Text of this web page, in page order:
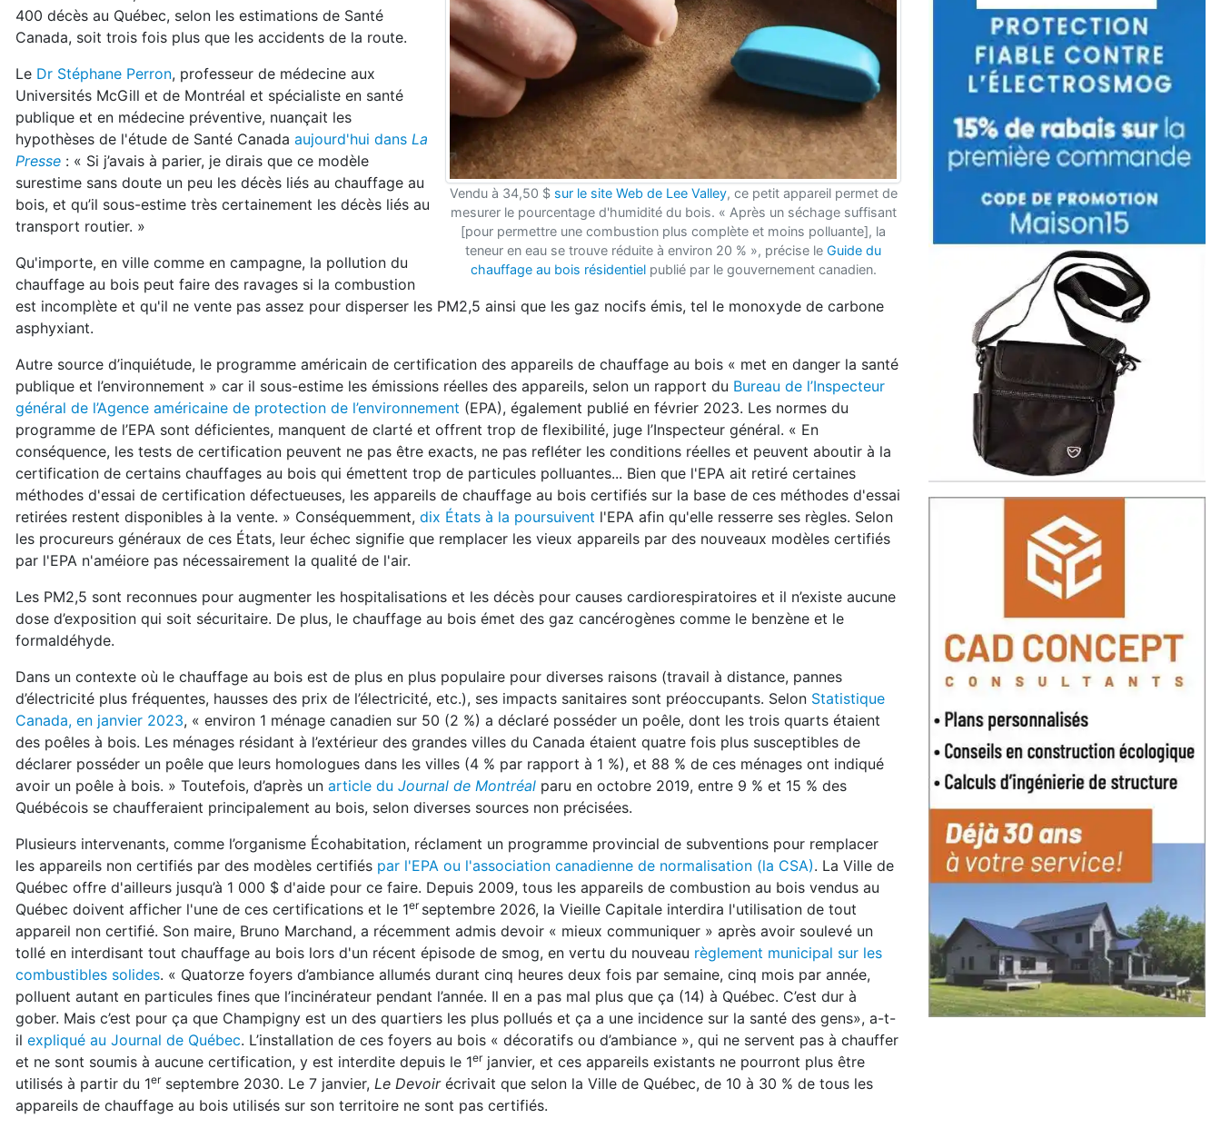
Vendu à 34,50 $ sur le site Web de Lee Valley, ce petit appareil permet de
mesurer le pourcentage d'humidité du bois. « Après un séchage suffisant
[pour permettre une combustion plus complète et moins polluante], la
teneur en eau se trouve réduite à environ 20 % », précise le Guide du
chauffage au bois résidentielpublié par le gouvernement canadien.
400 décès au Québec, selon les estimations de Santé
Canada, soit trois fois plus que les accidents de la route.
Le Dr Stéphane Perron, professeur de médecine aux
Universités McGill et de Montréal et spécialiste en santé
publique et en médecine préventive, nuançait les
hypothèses de l'étude de Santé Canada aujourd'hui dans La
Presse : « Si j’avais à parier, je dirais que ce modèle
surestime sans doute un peu les décès liés au chauffage au
bois, et qu’il sous-estime très certainement les décès liés au
transport routier. »
Qu'importe, en ville comme en campagne, la pollution du
chauffage au bois peut faire des ravages si la combustion
est incomplète et qu'il ne vente pas assez pour disperser les PM2,5 ainsi que les gaz nocifs émis, tel le monoxyde de carbone
asphyxiant.
Autre source d’inquiétude, le programme américain de certification des appareils de chauffage au bois « met en danger la santé
publique et l’environnement » car il sous-estime les émissions réelles des appareils, selon un rapport du Bureau de l’Inspecteur
général de l’Agence américaine de protection de l’environnement (EPA), également publié en février 2023. Les normes du
programme de l’EPA sont déficientes, manquent de clarté et offrent trop de flexibilité, juge l’Inspecteur général. « En
conséquence, les tests de certification peuvent ne pas être exacts, ne pas refléter les conditions réelles et peuvent aboutir à la
certification de certains chauffages au bois qui émettent trop de particules polluantes... Bien que l'EPA ait retiré certaines
méthodes d'essai de certification défectueuses, les appareils de chauffage au bois certifiés sur la base de ces méthodes d'essai
retirées restent disponibles à la vente. » Conséquemment, dix États à la poursuivent l'EPA afin qu'elle resserre ses règles. Selon
les procureurs généraux de ces États, leur échec signifie que remplacer les vieux appareils par des nouveaux modèles certifiés
par l'EPA n'améiore pas nécessairement la qualité de l'air.
Les PM2,5 sont reconnues pour augmenter les hospitalisations et les décès pour causes cardiorespiratoires et il n’existe aucune
dose d’exposition qui soit sécuritaire. De plus, le chauffage au bois émet des gaz cancérogènes comme le benzène et le
formaldéhyde.
Dans un contexte où le chauffage au bois est de plus en plus populaire pour diverses raisons (travail à distance, pannes
d’électricité plus fréquentes, hausses des prix de l’électricité, etc.), ses impacts sanitaires sont préoccupants. Selon Statistique
Canada, en janvier 2023, « environ 1 ménage canadien sur 50 (2 %) a déclaré posséder un poêle, dont les trois quarts étaient
des poêles à bois. Les ménages résidant à l’extérieur des grandes villes du Canada étaient quatre fois plus susceptibles de
déclarer posséder un poêle que leurs homologues dans les villes (4 % par rapport à 1 %), et 88 % de ces ménages ont indiqué
avoir un poêle à bois. » Toutefois, d’après un article du Journal de Montréal paru en octobre 2019, entre 9 % et 15 % des
Québécois se chaufferaient principalement au bois, selon diverses sources non précisées.
Plusieurs intervenants, comme l’organisme Écohabitation, réclament un programme provincial de subventions pour remplacer
les appareils non certifiés par des modèles certifiés par l'EPA ou l'association canadienne de normalisation (la CSA). La Ville de
Québec offre d'ailleurs jusqu’à 1 000 $ d'aide pour ce faire. Depuis 2009, tous les appareils de combustion au bois vendus au
Québec doivent afficher l'une de ces certifications et le 1erseptembre 2026, la Vieille Capitale interdira l'utilisation de tout
appareil non certifié. Son maire, Bruno Marchand, a récemment admis devoir « mieux communiquer » après avoir soulevé un
tollé en interdisant tout chauffage au bois lors d'un récent épisode de smog, en vertu du nouveau règlement municipal sur les
combustibles solides. « Quatorze foyers d’ambiance allumés durant cinq heures deux fois par semaine, cinq mois par année,
polluent autant en particules fines que l’incinérateur pendant l’année. Il en a pas mal plus que ça (14) à Québec. C’est dur à
gober. Mais c’est pour ça que Champigny est un des quartiers les plus pollués et ça a une incidence sur la santé des gens», a-t-
il expliqué au Journal de Québec. L’installation de ces foyers au bois « décoratifs ou d’ambiance », qui ne servent pas à chauffer
et ne sont soumis à aucune certification, y est interdite depuis le 1erjanvier, et ces appareils existants ne pourront plus être
utilisés à partir du 1erseptembre 2030. Le 7 janvier, Le Devoirécrivait que selon la Ville de Québec, de 10 à 30 % de tous les
appareils de chauffage au bois utilisés sur son territoire ne sont pas certifiés.